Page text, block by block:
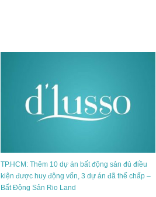
TP.HCM: Thêm 10 dự án bất động sản đủ điều
kiện được huy động vốn, 3 dự án đã thế chấp –
Bất Động Sản Rio Land